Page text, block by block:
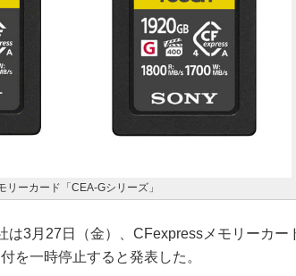
リーカード「CEA-Gシリーズ」
は3月27日（金）、CFexpressメモリーカー
を一時停止すると発表した。